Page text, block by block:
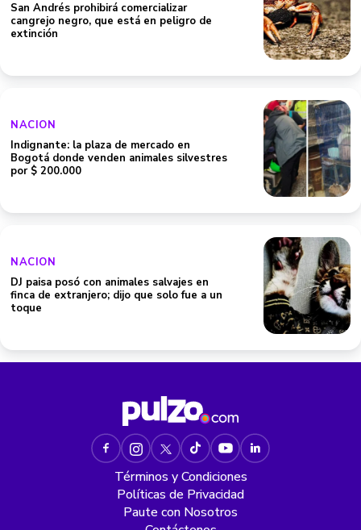
San Andrés prohibirá comercializar
cangrejo negro, que está en peligro de
extinción
NACION
Indignante: la plaza de mercado en
Bogotá donde venden animales silvestres
por $ 200.000
NACION
DJ paisa posó con animales salvajes en
finca de extranjero; dijo que solo fue a un
toque
Términos y Condiciones
Políticas de Privacidad
Paute con Nosotros